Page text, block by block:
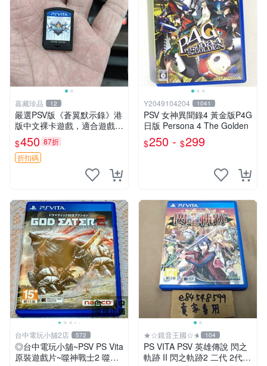
嘉藏珍品 12
嚴選PSV版《蒼翼默示錄》港
版中文裸卡遊戲，適合遊戲收
藏 蒼翼默示錄 PSV 港版 獨玩
$450 87折
折扣碼
Y2049104204 1041
PSV 女神異聞錄4 黃金版P4G
日版 Persona 4 The Golden
$250 - $299
台中電玩小舖2店 572
◎台中電玩小舖~PSV PS Vita
原裝遊戲片~噬神戰士2 噬神
★☆鏡音王國☆★ 104
PS VITA PSV 英雄傳說 閃之
軌跡 II 閃之軌跡2 二代 2代